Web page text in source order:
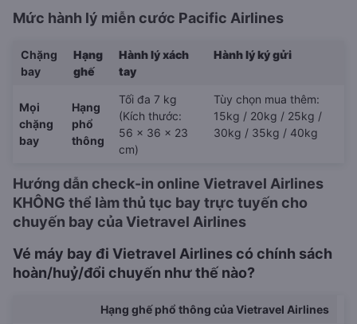
Mức hành lý miễn cước Pacific Airlines
Chặng
bay
Hạng
ghế
Hành lý xách
tay
Hành lý ký gửi
Mọi
chặng
bay
Hạng
phổ
thông
Tối đa 7 kg
(Kích thước:
56 x 36 x 23
cm)
Tùy chọn mua thêm:
15kg / 20kg / 25kg /
30kg / 35kg / 40kg
Hướng dẫn check-in online Vietravel Airlines
KHÔNG thể làm thủ tục bay trực tuyến cho
chuyến bay của Vietravel Airlines
Vé máy bay đi Vietravel Airlines có chính sách
hoàn/huỷ/đổi chuyến như thế nào?
Hạng ghế phổ thông của Vietravel Airlines